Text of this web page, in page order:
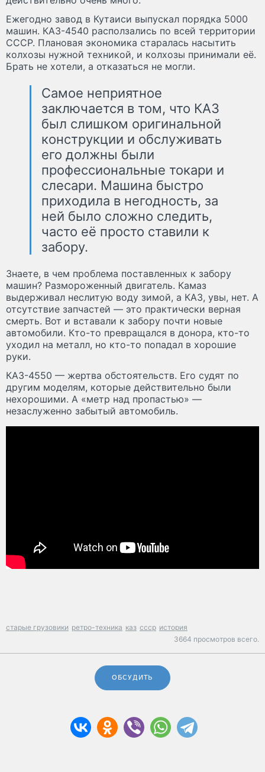
Ежегодно завод в Кутаиси выпускал порядка 5000
машин. КАЗ-4540 расползались по всей территории
СССР. Плановая экономика старалась насытить
колхозы нужной техникой, и колхозы принимали её.
Брать не хотели, а отказаться не могли.
Самое неприятное
заключается в том, что КАЗ
был слишком оригинальной
конструкции и обслуживать
его должны были
профессиональные токари и
слесари. Машина быстро
приходила в негодность, за
ней было сложно следить,
часто её просто ставили к
забору.
Знаете, в чем проблема поставленных к забору
машин? Размороженный двигатель. Камаз
выдерживал неслитую воду зимой, а КАЗ, увы, нет. А
отсутствие запчастей — это практически верная
смерть. Вот и вставали к забору почти новые
автомобили. Кто-то превращался в донора, кто-то
уходил на металл, но кто-то попадал в хорошие
руки.
КАЗ-4550 — жертва обстоятельств. Его судят по
другим моделям, которые действительно были
нехорошими. А «метр над пропастью» —
незаслуженно забытый автомобиль.
старые грузовики ретро-техника каз ссср история
3664 просмотров всего.
ОБСУДИТЬ